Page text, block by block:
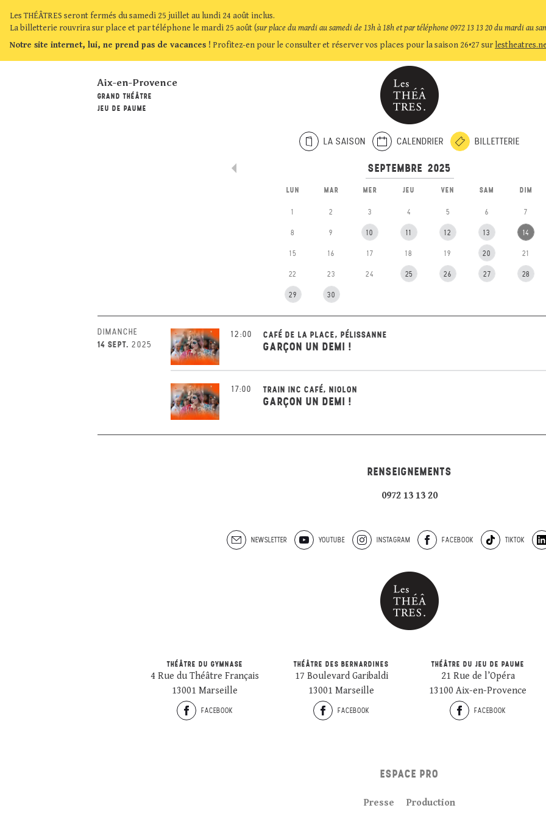
Les THÉÂTRES seront fermés du samedi 25 juillet au lundi 24 août inclus.
La billetterie rouvrira sur place et par téléphone le mardi 25 août (sur place du mardi au samedi de 13h à 18h et par téléphone 0972 13 13 20 du mardi au
Notre site internet, lui, ne prend pas de vacances ! Profitez-en pour le consulter et réserver vos places pour la saison 26•27 sur
Aix-en-Provence
GRAND THÉÂTRE
JEU DE PAUME
LA SAISON CALENDRIER BILLETTERIE
LUN MAR MER JEU VEN SAM DIM
1 2 3 4 5 6 7
8 9 10 11 12 13 14
15 16 17 18 19 20 21
22 23 24 25 26 27 28
29 30
DIMANCHE
14 SEPT. 2025
12:00 CAFÉ DE LA PLACE, PÉLISSANNE
GARÇON UN DEMI !
17:00 TRAIN INC CAFÉ, NIOLON
GARÇON UN DEMI !
RENSEIGNEMENTS
0972 13 13 20
NEWSLETTER YOUTUBE INSTAGRAM FACEBOOK TIKTOK
THÉÂTRE DU GYMNASE
4 Rue du Théâtre Français
13001 Marseille
FACEBOOK
THÉÂTRE DES BERNARDINES
17 Boulevard Garibaldi
13001 Marseille
FACEBOOK
THÉÂTRE DU JEU DE PAUME
21 Rue de l’Opéra
13100 Aix-en-Provence
FACEBOOK
ESPACE PRO
Presse Production